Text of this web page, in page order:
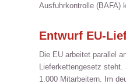
Ausfuhrkontrolle (BAFA)
Entwurf EU-
Die EU arbeitet parallel
Lieferkettengesetz
1.000 Mitarbeitern. Im